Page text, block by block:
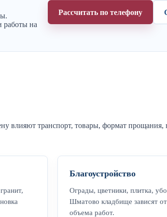
работы на
Рассчитать по телефону
влияют транспорт, товары, формат
Благоустройство
Ограды, цветники, плитка,
Шматово кладбище зависят
объема работ.